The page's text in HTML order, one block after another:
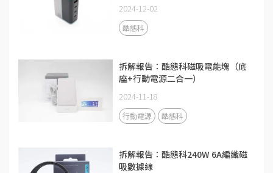
2024-12-02
酷態科
拆解報告：酷態科磁吸電能塊（底
座+行動電源二合一）
2024-11-18
行動電源 酷態科
拆解報告：酷態科240W 6A編織磁
吸數據線